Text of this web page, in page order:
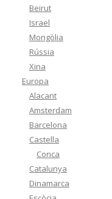
Beirut
Israel
Mongòlia
Rússia
Xina
Europa
Alacant
Amsterdam
Barcelona
Castella
Conca
Catalunya
Dinamarca